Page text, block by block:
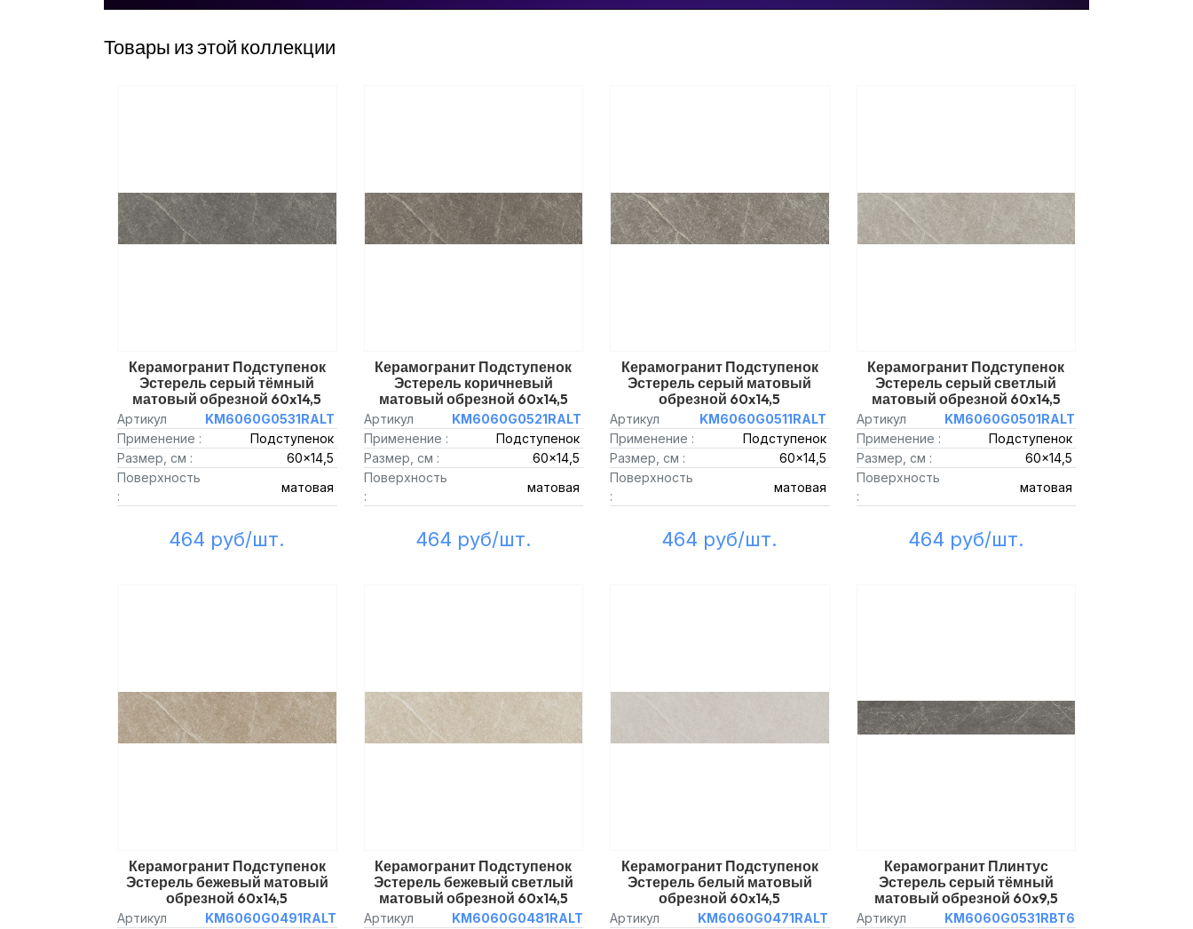
Товары из этой коллекции
Керамогранит Подступенок
Эстерель серый тёмный
матовый обрезной 60x14,5
Артикул
KM6060G0531RALT
Применение :
Подступенок
Размер, см :
60x14,5
Поверхность
:
матовая
464 руб/шт.
Керамогранит Подступенок
Эстерель коричневый
матовый обрезной 60x14,5
Артикул
KM6060G0521RALT
Применение :
Подступенок
Размер, см :
60x14,5
Поверхность
:
матовая
464 руб/шт.
Керамогранит Подступенок
Эстерель серый матовый
обрезной 60x14,5
Артикул
KM6060G0511RALT
Применение :
Подступенок
Размер, см :
60x14,5
Поверхность
:
матовая
464 руб/шт.
Керамогранит Подступенок
Эстерель серый светлый
матовый обрезной 60x14,5
Артикул
KM6060G0501RALT
Применение :
Подступенок
Размер, см :
60x14,5
Поверхность
:
матовая
464 руб/шт.
Керамогранит Подступенок
Эстерель бежевый матовый
обрезной 60x14,5
Артикул
KM6060G0491RALT
Керамогранит Подступенок
Эстерель бежевый светлый
матовый обрезной 60x14,5
Артикул
KM6060G0481RALT
Керамогранит Подступенок
Эстерель белый матовый
обрезной 60x14,5
Артикул
KM6060G0471RALT
Керамогранит Плинтус
Эстерель серый тёмный
матовый обрезной 60x9,5
Артикул
KM6060G0531RBT6